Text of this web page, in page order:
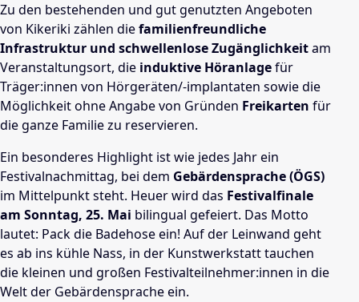
Zu den bestehenden und gut genutzten Angeboten
von Kikeriki zählen diefamilienfreundliche
Infrastruktur und schwellenlose Zugänglichkeitam
Veranstaltungsort, die induktive Höranlagefür
Träger:innen von Hörgeräten/-implantaten sowie die
Möglichkeit ohne Angabe von Gründen Freikarten für
die ganze Familie zu reservieren.
Ein besonderes Highlight ist wie jedes Jahr ein
Festivalnachmittag, bei dem Gebärdensprache (ÖGS)
im Mittelpunkt steht. Heuer wird das Festivalfinale
am Sonntag, 25. Mai bilingual gefeiert. Das Motto
lautet: Pack die Badehose ein! Auf der Leinwand geht
es ab ins kühle Nass, in der Kunstwerkstatt tauchen
die kleinen und großen Festivalteilnehmer:innen in die
Welt der Gebärdensprache ein.